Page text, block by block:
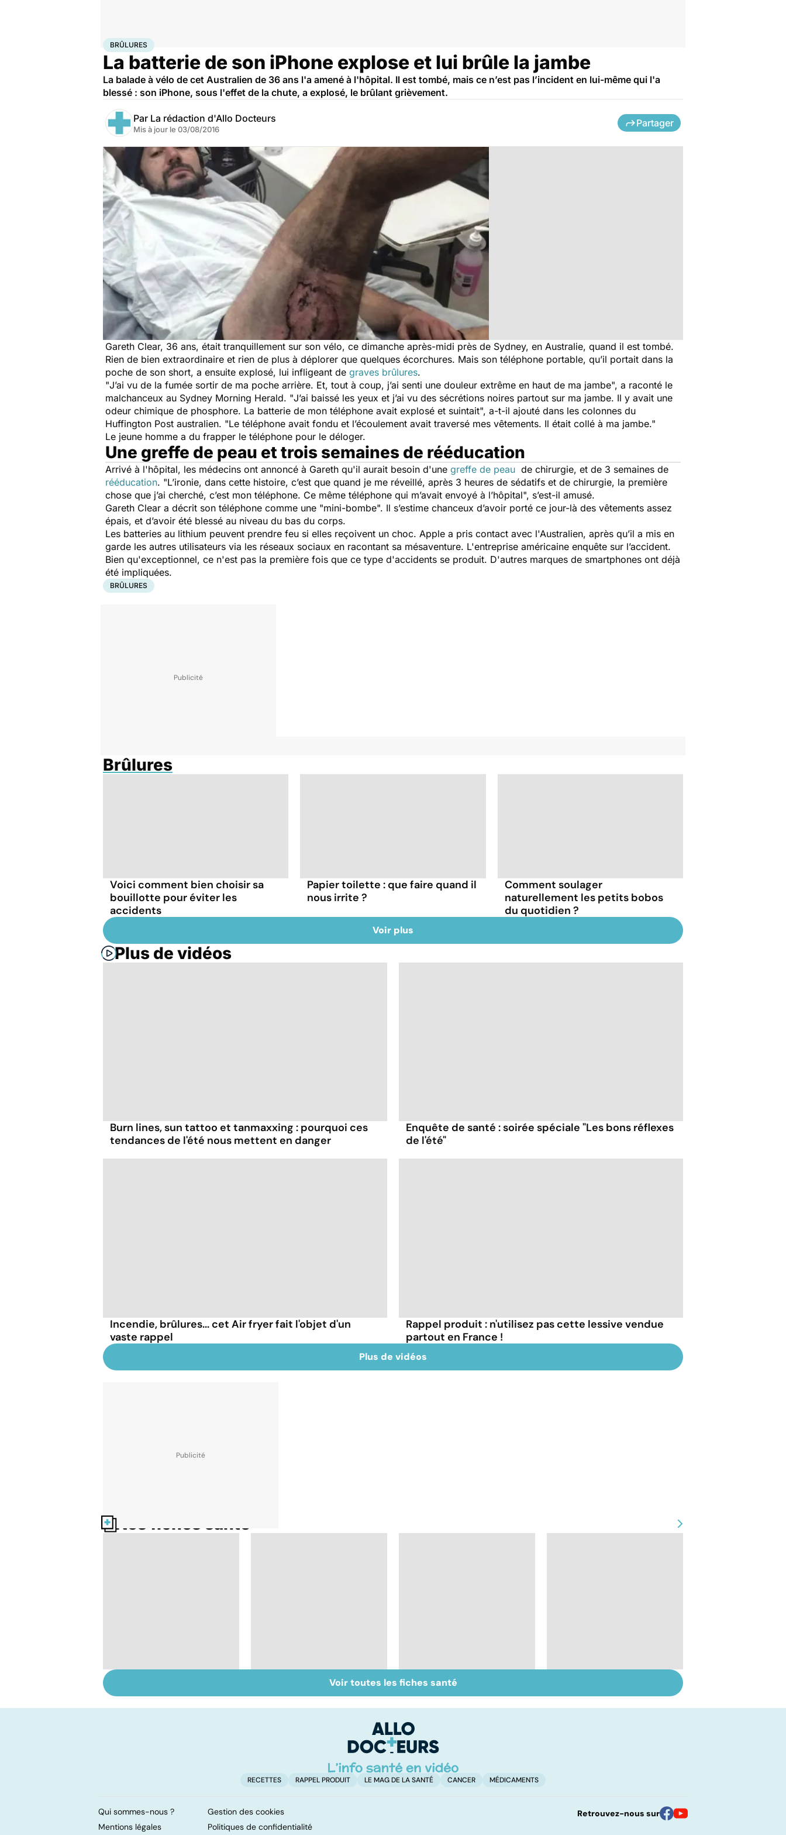
Accueil Santé Brûlures
BRÛLURES
La batterie de son iPhone explose et lui brûle la jambe
La balade à vélo de cet Australien de 36 ans l'a amené à l'hôpital. Il est tombé, mais ce n’est pas l’incident en lui-même qui l'a
blessé : son iPhone, sous l'effet de la chute, a explosé, le brûlant grièvement.
Par La rédaction d'Allo Docteurs
Mis à jour le 03/08/2016
Partager
Gareth Clear, 36 ans, était tranquillement sur son vélo, ce dimanche après-midi près de Sydney, en Australie, quand il est tombé.
Rien de bien extraordinaire et rien de plus à déplorer que quelques écorchures. Mais son téléphone portable, qu’il portait dans la
poche de son short, a ensuite explosé, lui infligeant de graves brûlures.
"J’ai vu de la fumée sortir de ma poche arrière. Et, tout à coup, j’ai senti une douleur extrême en haut de ma jambe", a raconté le
malchanceux au Sydney Morning Herald. "J’ai baissé les yeux et j’ai vu des sécrétions noires partout sur ma jambe. Il y avait une
odeur chimique de phosphore. La batterie de mon téléphone avait explosé et suintait", a-t-il ajouté dans les colonnes du
Huffington Post australien. "Le téléphone avait fondu et l’écoulement avait traversé mes vêtements. Il était collé à ma jambe."
Le jeune homme a du frapper le téléphone pour le déloger.
Une greffe de peau et trois semaines de rééducation
Arrivé à l'hôpital, les médecins ont annoncé à Gareth qu'il aurait besoin d'une greffe de peau de chirurgie, et de 3 semaines de
rééducation. "L’ironie, dans cette histoire, c’est que quand je me réveillé, après 3 heures de sédatifs et de chirurgie, la première
chose que j’ai cherché, c’est mon téléphone. Ce même téléphone qui m’avait envoyé à l’hôpital", s’est-il amusé.
Gareth Clear a décrit son téléphone comme une "mini-bombe". Il s’estime chanceux d’avoir porté ce jour-là des vêtements assez
épais, et d’avoir été blessé au niveau du bas du corps.
Les batteries au lithium peuvent prendre feu si elles reçoivent un choc. Apple a pris contact avec l'Australien, après qu’il a mis en
garde les autres utilisateurs via les réseaux sociaux en racontant sa mésaventure. L'entreprise américaine enquête sur l’accident.
Bien qu'exceptionnel, ce n'est pas la première fois que ce type d'accidents se produit. D'autres marques de smartphones ont déjà
été impliquées.
BRÛLURES
Brûlures
Voici comment bien choisir sa
bouillotte pour éviter les
accidents
Papier toilette : que faire quand il
nous irrite ?
Comment soulager
naturellement les petits bobos
du quotidien ?
Voir plus
Plus de vidéos
Burn lines, sun tattoo et tanmaxxing : pourquoi ces
tendances de l'été nous mettent en danger
Enquête de santé : soirée spéciale "Les bons réflexes
de l'été"
Incendie, brûlures... cet Air fryer fait l'objet d'un
vaste rappel
Rappel produit : n'utilisez pas cette lessive vendue
partout en France !
Plus de vidéos
Nos fiches santé
ados en souffrance
Brûlures : la prise en
charge des grands
Tout savoir sur les
infections
amygdales : que faire
Voir toutes les fiches santé
RECETTES RAPPEL PRODUIT LE MAG DE LA SANTÉ CANCER MÉDICAMENTS
Qui sommes-nous ?
Gestion des cookies
Mentions légales
Politiques de confidentialité
Retrouvez-nous sur